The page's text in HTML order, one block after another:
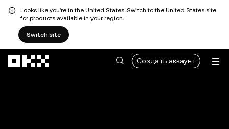
Looks like you're in the United States. Switch to the United States site
for products available in your region.
Switch site
Создать аккаунт